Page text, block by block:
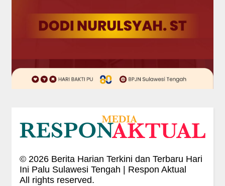
© 2026Berita Harian Terkini dan Terbaru Hari
Ini Palu Sulawesi Tengah | Respon Aktual
All rights reserved.